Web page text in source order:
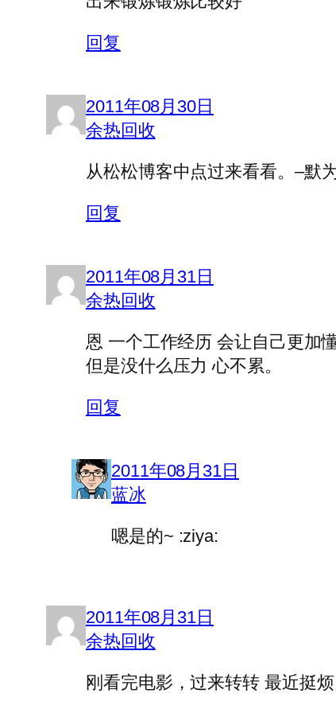
回复
2011年08月30日
余热回收
从松松博客中点过来看看。–默
回复
2011年08月31日
余热回收
恩 一个工作经历 会让自己更加
但是没什么压力 心不累。
回复
2011年08月31日
蓝冰
嗯是的~ :ziya:
2011年08月31日
余热回收
刚看完电影，过来转转 最近挺